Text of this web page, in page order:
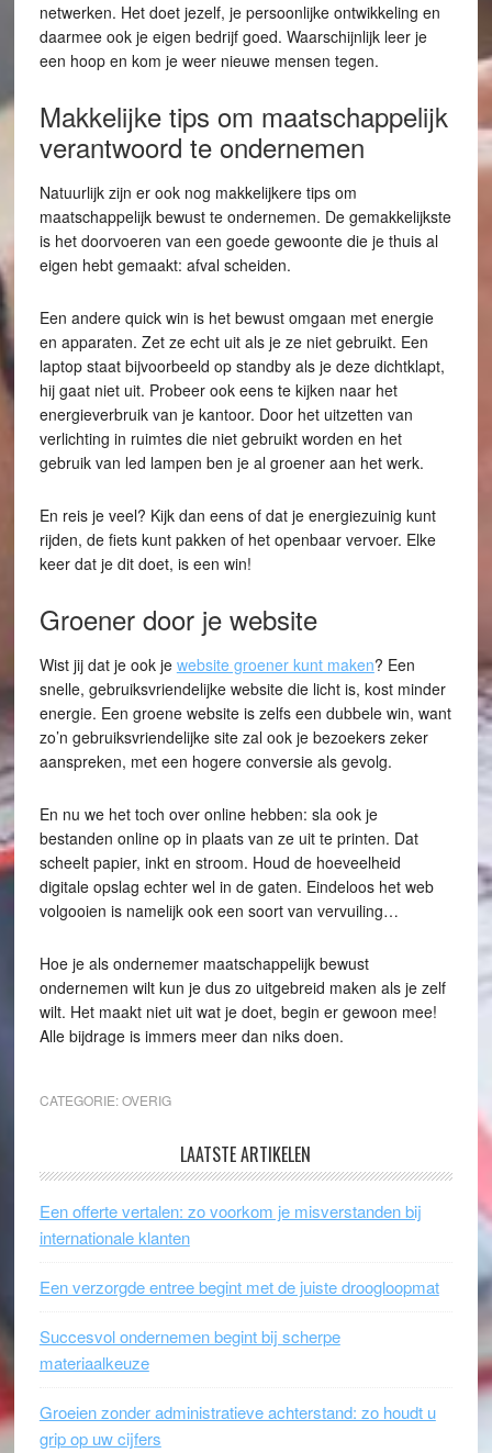
netwerken. Het doet jezelf, je persoonlijke ontwikkeling en
daarmee ook je eigen bedrijf goed. Waarschijnlijk leer je
een hoop en kom je weer nieuwe mensen tegen.
Makkelijke tips om maatschappelijk
verantwoord te ondernemen
Natuurlijk zijn er ook nog makkelijkere tips om
maatschappelijk bewust te ondernemen. De gemakkelijkste
is het doorvoeren van een goede gewoonte die je thuis al
eigen hebt gemaakt: afval scheiden.
Een andere quick win is het bewust omgaan met energie
en apparaten. Zet ze echt uit als je ze niet gebruikt. Een
laptop staat bijvoorbeeld op standby als je deze dichtklapt,
hij gaat niet uit. Probeer ook eens te kijken naar het
energieverbruik van je kantoor. Door het uitzetten van
verlichting in ruimtes die niet gebruikt worden en het
gebruik van led lampen ben je al groener aan het werk.
En reis je veel? Kijk dan eens of dat je energiezuinig kunt
rijden, de fiets kunt pakken of het openbaar vervoer. Elke
keer dat je dit doet, is een win!
Groener door je website
Wist jij dat je ook je website groener kunt maken? Een
snelle, gebruiksvriendelijke website die licht is, kost minder
energie. Een groene website is zelfs een dubbele win, want
zo’n gebruiksvriendelijke site zal ook je bezoekers zeker
aanspreken, met een hogere conversie als gevolg.
En nu we het toch over online hebben: sla ook je
bestanden online op in plaats van ze uit te printen. Dat
scheelt papier, inkt en stroom. Houd de hoeveelheid
digitale opslag echter wel in de gaten. Eindeloos het web
volgooien is namelijk ook een soort van vervuiling…
Hoe je als ondernemer maatschappelijk bewust
ondernemen wilt kun je dus zo uitgebreid maken als je zelf
wilt. Het maakt niet uit wat je doet, begin er gewoon mee!
Alle bijdrage is immers meer dan niks doen.
CATEGORIE:OVERIG
LAATSTE ARTIKELEN
Een offerte vertalen: zo voorkom je misverstanden bij
internationale klanten
Een verzorgde entree begint met de juiste droogloopmat
Succesvol ondernemen begint bij scherpe
materiaalkeuze
Groeien zonder administratieve achterstand: zo houdt u
grip op uw cijfers